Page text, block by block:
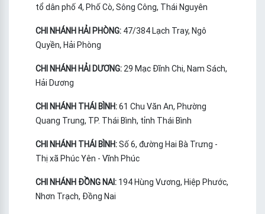
tổ dân phố 4, Phố Cò, Sông Công, Thái Nguyên
CHI NHÁNH HẢI PHÒNG: 47/384 Lạch Tray, Ngô
Quyền, Hải Phòng
CHI NHÁNH HẢI DƯƠNG: 29 Mạc Đĩnh Chi, Nam Sách,
Hải Dương
CHI NHÁNH THÁI BÌNH:61 Chu Văn An, Phường
Quang Trung, TP. Thái Bình, tỉnh Thái Bình
CHI NHÁNH THÁI BÌNH:Số 6, đường Hai Bà Trưng -
Thị xã Phúc Yên - Vĩnh Phúc
CHI NHÁNH ĐỒNG NAI: 194 Hùng Vương, Hiệp Phước,
Nhơn Trạch, Đồng Nai